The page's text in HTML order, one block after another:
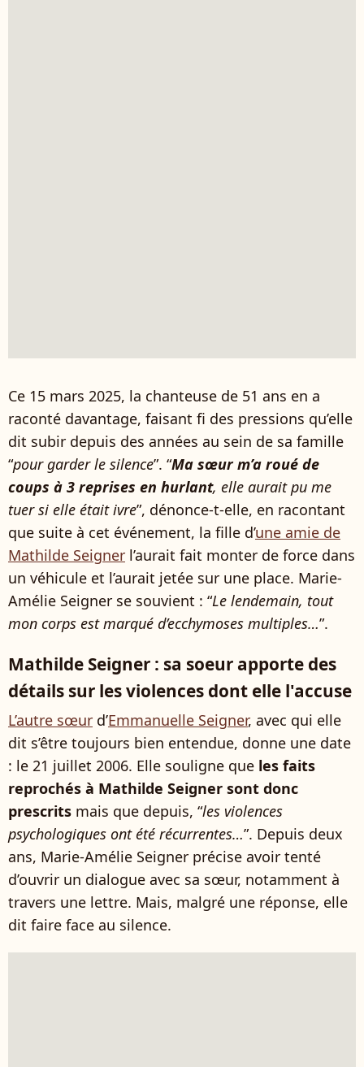
Ce 15 mars 2025, la chanteuse de 51 ans en a
raconté davantage, faisant fi des pressions qu’elle
dit subir depuis des années au sein de sa famille
“pour garder le silence”. “Ma sœur m’a roué de
coups à 3 reprises en hurlant, elle aurait pu me
tuer si elle était ivre”, dénonce-t-elle, en racontant
que suite à cet événement, la fille d’une amie de
Mathilde Seigner l’aurait fait monter de force dans
un véhicule et l’aurait jetée sur une place. Marie-
Amélie Seigner se souvient : “Le lendemain, tout
mon corps est marqué d’ecchymoses multiples…”.
Mathilde Seigner : sa soeur apporte des
détails sur les violences dont elle l'accuse
L’autre sœur d’Emmanuelle Seigner, avec qui elle
dit s’être toujours bien entendue, donne une date
: le 21 juillet 2006. Elle souligne que les faits
reprochés à Mathilde Seigner sont donc
prescrits mais que depuis, “les violences
psychologiques ont été récurrentes…”. Depuis deux
ans, Marie-Amélie Seigner précise avoir tenté
d’ouvrir un dialogue avec sa sœur, notamment à
travers une lettre. Mais, malgré une réponse, elle
dit faire face au silence.